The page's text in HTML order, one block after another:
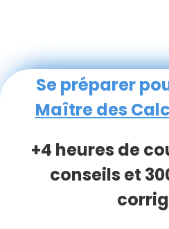
Se préparer
Maître des
+4 heures de
conseils et